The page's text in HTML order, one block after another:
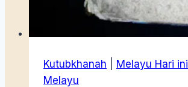
Kutubkhanah Melayu Hari ini
Melayu